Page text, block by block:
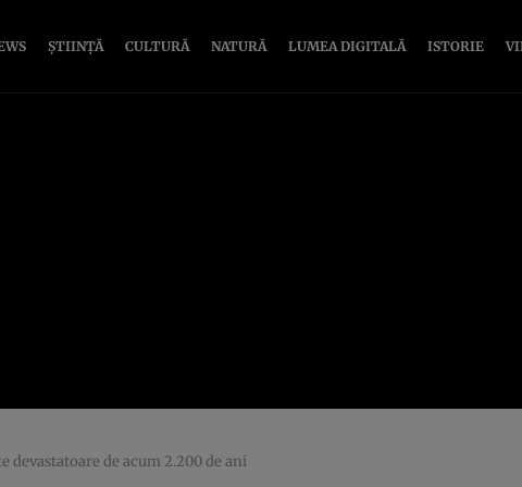
ȘTIINȚĂ CULTURĂ NATURĂ LUMEA DIGITALĂ ISTORIE
devastatoare de acum 2.200 de ani